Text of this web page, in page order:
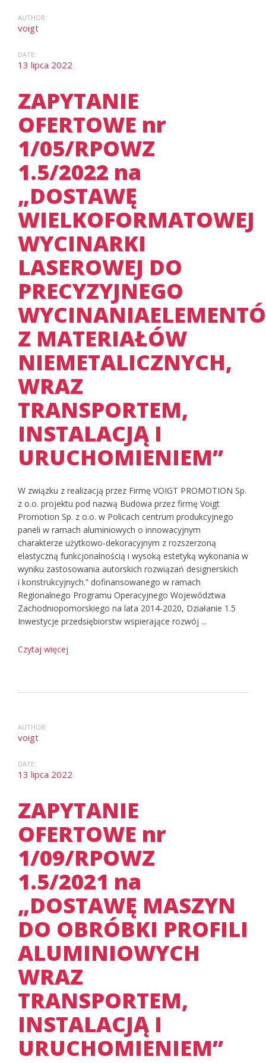
AUTHOR:
voigt
DATE:
13 lipca 2022
ZAPYTANIE
OFERTOWE nr
1/05/RPOWZ
1.5/2022 na
„DOSTAWĘ
WIELKOFORMATOWEJ
WYCINARKI
LASEROWEJ DO
PRECYZYJNEGO
Z MATERIAŁÓW
NIEMETALICZNYCH,
WRAZ
TRANSPORTEM,
INSTALACJĄ I
URUCHOMIENIEM”
W związku z realizacją przez Firmę VOIGT PROMOTION Sp.
z o.o. projektu pod nazwą Budowa przez firmę Voigt
Promotion Sp. z o.o. w Policach centrum produkcyjnego
paneli w ramach aluminiowych o innowacyjnym
charakterze użytkowo-dekoracyjnym z rozszerzoną
elastyczną funkcjonalnością i wysoką estetyką wykonania w
wyniku zastosowania autorskich rozwiązań designerskich
i konstrukcyjnych.” dofinansowanego w ramach
Regionalnego Programu Operacyjnego Województwa
Zachodniopomorskiego na lata 2014-2020, Działanie 1.5
Inwestycje przedsiębiorstw wspierające rozwój ...
Czytaj więcej
AUTHOR:
voigt
DATE:
13 lipca 2022
ZAPYTANIE
OFERTOWE nr
1/09/RPOWZ
1.5/2021 na
„DOSTAWĘ MASZYN
DO OBRÓBKI PROFILI
ALUMINIOWYCH
WRAZ
TRANSPORTEM,
INSTALACJĄ I
URUCHOMIENIEM”